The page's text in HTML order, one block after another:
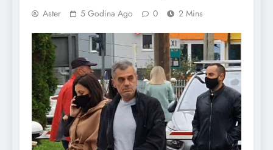
Aster 5 Godina Ago 0 2 Mins